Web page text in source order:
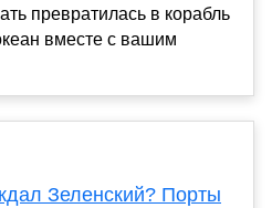
превратилась в корабль
вместе с вашим
Зеленский? Порты